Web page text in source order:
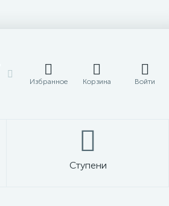
Избранное Корзина Войти
Ступени